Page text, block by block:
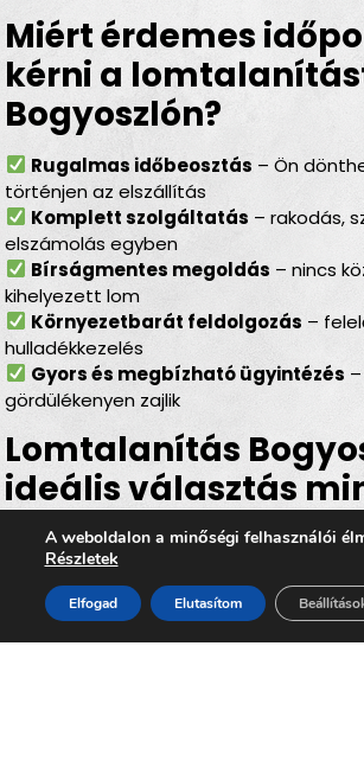
Miért érdemes
kérni a
Bogyoszlón?
Rugalmas időbeosztás – Ön
történjen az elszállítás
Komplett szolgáltatás – rakodás,
elszámolás egyben
Bírságmentes megoldás – nincs
kihelyezett lom
Környezetbarát feldolgozás –
hulladékkezelés
Gyors és megbízható ügyintézés
gördülékenyen zajlik
Lomtalanítás
ideális választás
helyzetben
felújításról, költözésről,
padlásürítésről, esetleg egy örökölt
A weboldalon a minőségi felhasználói
Részletek
Elfogad Elutasítom